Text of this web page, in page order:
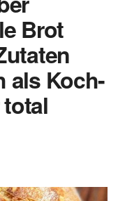
Brot
als Koch-